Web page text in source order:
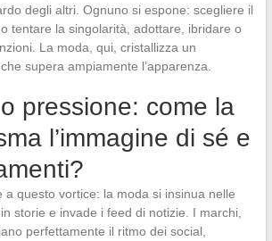
degli altri. Ognuno si espone: scegliere il
tentare la singolarità, adottare, ibridare o
La moda, qui, cristallizza un
supera ampiamente l’apparenza.
pressione: come la
l’immagine di sé e
a questo vortice: la moda si insinua nelle
storie e invade i feed di notizie. I marchi,
perfettamente il ritmo dei social,